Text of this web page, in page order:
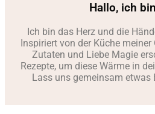
Hallo, ich
Ich bin das Herz und die
Inspiriert von der Küche
Zutaten und Liebe Magie
Rezepte, um diese Wärme in
Lass uns gemeinsam etwas